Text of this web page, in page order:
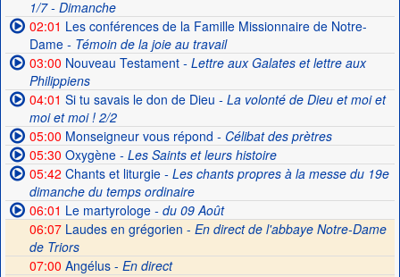
1/7 - Dimanche
02:01 Les conférences de la Famille Missionnaire de Notre-
Dame- Témoin de la joie au travail
03:00 Nouveau Testament- Lettre aux Galates et lettre aux
Philippiens
04:01 Si tu savais le don de Dieu - La volonté de Dieu et moi et
moi et moi ! 2/2
05:00 Monseigneur vous répond - Célibat des prètres
05:30 Oxygène- Les Saints et leurs histoire
05:42 Chants et liturgie- Les chants propres à la messe du 19e
dimanche du temps ordinaire
06:01 Le martyrologe- du 09 Août
06:07Laudes en grégorien - En direct de l'abbaye Notre-Dame
de Triors
07:00 Angélus - En direct